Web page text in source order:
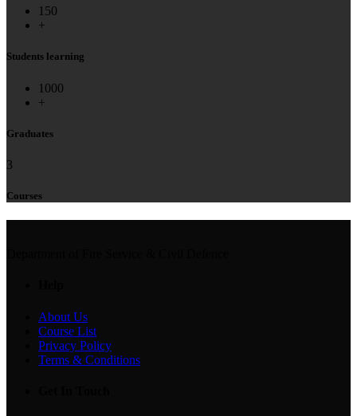
150
+
Students learning
1000
+
Graduates
3
Courses
About Us
Course List
Privacy Policy
Terms & Conditions